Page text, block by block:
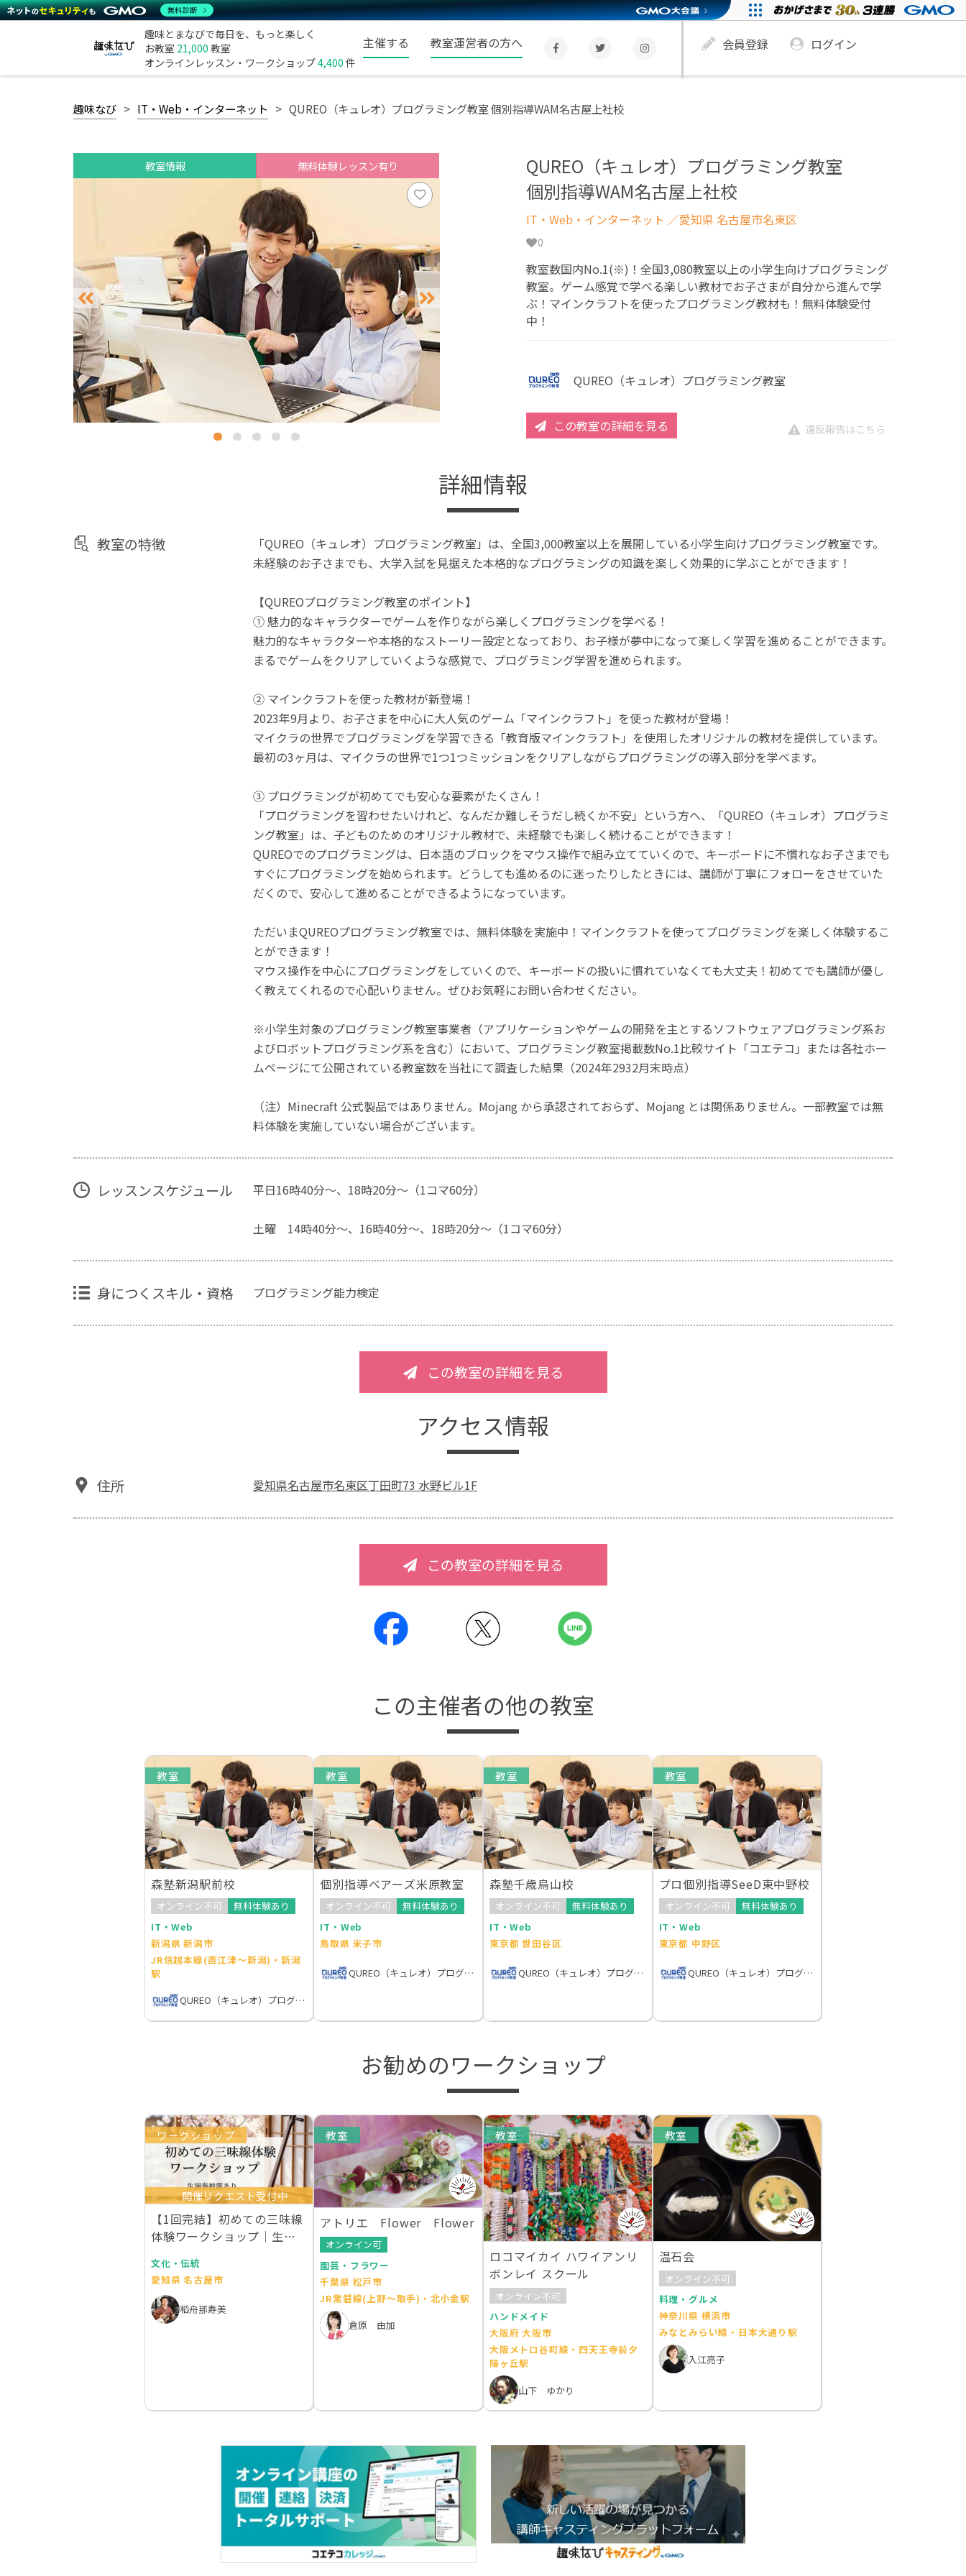
趣味とまなびで毎日を、もっと楽しく
お教室 21,000 教室
オンラインレッスン・ワークショップ4,400 件
主催する 教室運営者の方へ 会員登録 ログイン
趣味なび IT・Web・インターネット QUREO（キュレオ）プログラミング教室 個別指導WAM名古屋上社校
教室情報 無料体験レッスン有り
QUREO（キュレオ）プログラミング教室
個別指導WAM名古屋上社校
IT・Web・インターネット ／愛知県 名古屋市名東区
0
教室数国内No.1(※)！全国3,080教室以上の小学生向けプログラミング
教室。ゲーム感覚で学べる楽しい教材でお子さまが自分から進んで学
ぶ！マインクラフトを使ったプログラミング教材も！無料体験受付
中！
QUREO（キュレオ）プログラミング教室
この教室の詳細を見る 違反報告はこちら
詳細情報
教室の特徴
「QUREO（キュレオ）プログラミング教室」は、全国3,000教室以上を展開している小学生向けプログラミング教室です。
未経験のお子さまでも、大学入試を見据えた本格的なプログラミングの知識を楽しく効果的に学ぶことができます！
【QUREOプログラミング教室のポイント】
① 魅力的なキャラクターでゲームを作りながら楽しくプログラミングを学べる！
魅力的なキャラクターや本格的なストーリー設定となっており、お子様が夢中になって楽しく学習を進めることができます。
まるでゲームをクリアしていくような感覚で、プログラミング学習を進められます。
② マインクラフトを使った教材が新登場！
2023年9月より、お子さまを中心に大人気のゲーム「マインクラフト」を使った教材が登場！
マイクラの世界でプログラミングを学習できる「教育版マインクラフト」を使用したオリジナルの教材を提供しています。
最初の3ヶ月は、マイクラの世界で1つ1つミッションをクリアしながらプログラミングの導入部分を学べます。
③ プログラミングが初めてでも安心な要素がたくさん！
「プログラミングを習わせたいけれど、なんだか難しそうだし続くか不安」という方へ、「QUREO（キュレオ）プログラミ
ング教室」は、子どものためのオリジナル教材で、未経験でも楽しく続けることができます！
QUREOでのプログラミングは、日本語のブロックをマウス操作で組み立てていくので、キーボードに不慣れなお子さまでも
すぐにプログラミングを始められます。どうしても進めるのに迷ったりしたときには、講師が丁寧にフォローをさせていた
だくので、安心して進めることができるようになっています。
ただいまQUREOプログラミング教室では、無料体験を実施中！マインクラフトを使ってプログラミングを楽しく体験するこ
とができます！
マウス操作を中心にプログラミングをしていくので、キーボードの扱いに慣れていなくても大丈夫！初めてでも講師が優し
く教えてくれるので心配いりません。ぜひお気軽にお問い合わせください。
※小学生対象のプログラミング教室事業者（アプリケーションやゲームの開発を主とするソフトウェアプログラミング系お
よびロボットプログラミング系を含む）において、プログラミング教室掲載数No.1比較サイト「コエテコ」または各社ホー
ムページにて公開されている教室数を当社にて調査した結果（2024年2932月末時点）
（注）Minecraft 公式製品ではありません。Mojang から承認されておらず、Mojang とは関係ありません。一部教室では無
料体験を実施していない場合がございます。
レッスンスケジュール 平日16時40分～、18時20分～（1コマ60分）
土曜 14時40分～、16時40分～、18時20分～（1コマ60分）
身につくスキル・資格 プログラミング能力検定
この教室の詳細を見る
アクセス情報
住所 愛知県名古屋市名東区丁田町73 水野ビル1F
この教室の詳細を見る
この主催者の他の教室
教室
森塾新潟駅前校
オンライン不可
無料体験あり
IT・Web
新潟県 新潟市
JR信越本線(直江津～新潟)・新潟
駅
QUREO（キュレオ）プログラミング教室
教室
個別指導ベアーズ米原教室
オンライン不可
無料体験あり
IT・Web
鳥取県 米子市
QUREO（キュレオ）プログラミング教室
教室
森塾千歳烏山校
オンライン不可
無料体験あり
IT・Web
東京都 世田谷区
QUREO（キュレオ）プログラミング教室
教室
プロ個別指導SeeD東中野校
オンライン不可
無料体験あり
IT・Web
東京都 中野区
QUREO（キュレオ）プログラミング教室
お勧めのワークショップ
ワークショップ
開催リクエスト受付中
【1回完結】初めての三味線
体験ワークショップ｜生演
文化・伝統
愛知県 名古屋市
稻舟那寿美
教室
アトリエ Flower Flower
オンライン可
園芸・フラワー
千葉県 松戸市
JR常磐線(上野～取手)・北小金駅
倉原 由加
教室
ロコマイカイ ハワイアンリ
ボンレイ スクール
オンライン不可
ハンドメイド
大阪府 大阪市
大阪メトロ谷町線・四天王寺前夕
陽ヶ丘駅
山下 ゆかり
教室
温石会
オンライン不可
料理・グルメ
神奈川県 横浜市
みなとみらい線・日本大通り駅
入江亮子
無料診断